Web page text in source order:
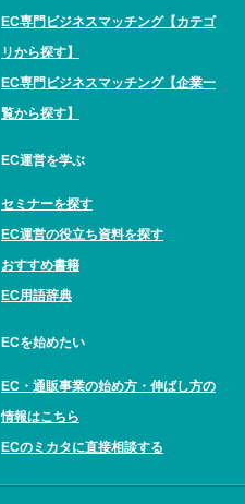
EC専門ビジネスマッチング【カテゴ
リから探す】
EC専門ビジネスマッチング【企業一
覧から探す】
EC運営を学ぶ
セミナーを探す
EC運営の役立ち資料を探す
おすすめ書籍
EC用語辞典
ECを始めたい
EC・通販事業の始め方・伸ばし方の
情報はこちら
ECのミカタに直接相談する